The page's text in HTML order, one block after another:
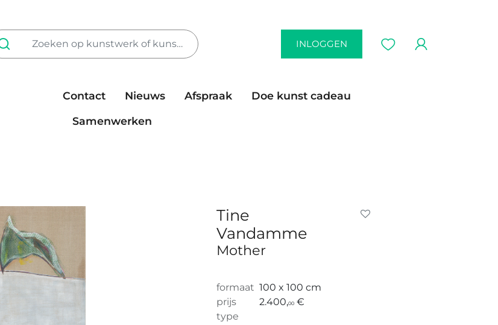
INLOGGEN
Contact Nieuws Afspraak
Doe kunst cadeau
Samenwerken
Tine
Vandamme
Mother
formaat 100 x 100 cm
prijs
2.400,00 €
type